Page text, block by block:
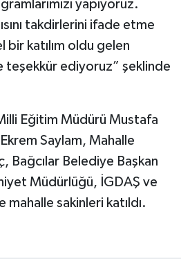
yapıyoruz.
takdirlerini ifade etme
bir katılım oldu gelen
teşekkür ediyoruz” şeklinde
Eğitim Müdürü Mustafa
Saylam, Mahalle
Bağcılar Belediye Başkan
Müdürlüğü, İGDAŞ ve
mahalle sakinleri katıldı.